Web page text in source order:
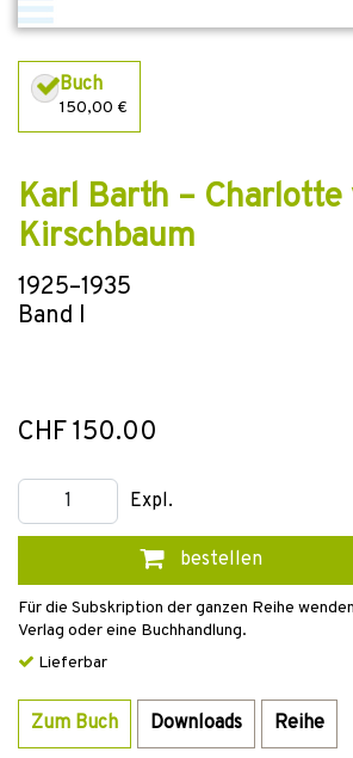
Buch
150,00 €
Karl Barth – Charlotte
Kirschbaum
1925–1935
Band I
CHF 150.00
Expl.
bestellen
Für die Subskription der ganzen Reihe
Verlag oder eine Buchhandlung.
Lieferbar
Zum Buch Downloads Reihe